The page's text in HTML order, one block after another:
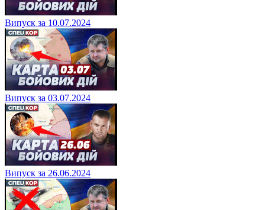
Випуск за 10.07.2024
Випуск за 03.07.2024
Випуск за 26.06.2024